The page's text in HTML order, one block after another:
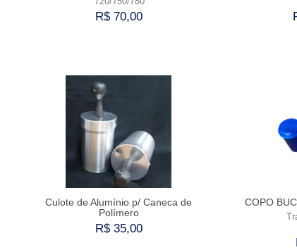
R$ 70,00
Culote de Alumínio p/ Caneca de
Polímero
R$ 35,00
COPO